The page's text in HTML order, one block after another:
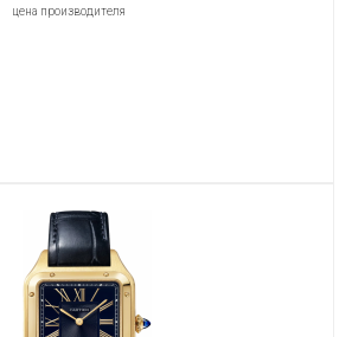
цена производителя